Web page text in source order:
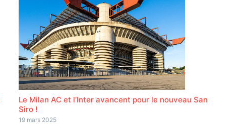
Le Milan AC et l’Inter avancent pour le nouveau San
Siro !
19 mars 2025